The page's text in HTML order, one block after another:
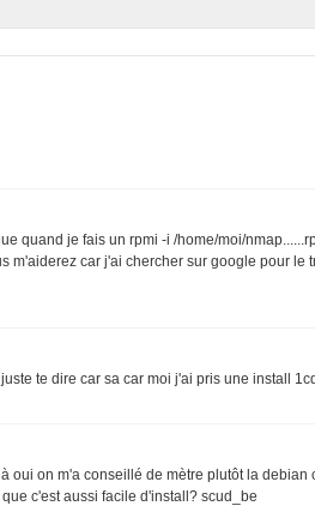
quand je fais un rpmi -i /home/moi/
car j'ai chercher sur google pour le
te dire car sa car moi j'ai pris une install
on m'a conseillé de mètre plutôt la
c'est aussi facile d'install? scud_be